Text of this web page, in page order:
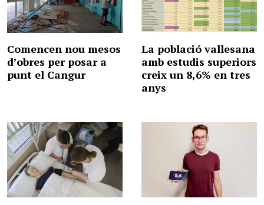
Comencen nou mesos
d’obres per posar a
punt el Cangur
La població vallesana
amb estudis superiors
creix un 8,6% en tres
anys